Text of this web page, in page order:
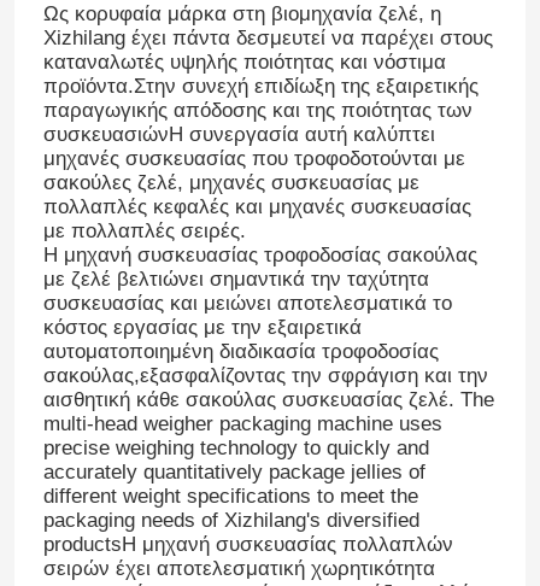
Ως κορυφαία μάρκα στη βιομηχανία ζελέ, η
Xizhilang έχει πάντα δεσμευτεί να παρέχει στους
καταναλωτές υψηλής ποιότητας και νόστιμα
προϊόντα.Στην συνεχή επιδίωξη της εξαιρετικής
παραγωγικής απόδοσης και της ποιότητας των
συσκευασιώνΗ συνεργασία αυτή καλύπτει
μηχανές συσκευασίας που τροφοδοτούνται με
σακούλες ζελέ, μηχανές συσκευασίας με
πολλαπλές κεφαλές και μηχανές συσκευασίας
με πολλαπλές σειρές.
Η μηχανή συσκευασίας τροφοδοσίας σακούλας
με ζελέ βελτιώνει σημαντικά την ταχύτητα
συσκευασίας και μειώνει αποτελεσματικά το
κόστος εργασίας με την εξαιρετικά
αυτοματοποιημένη διαδικασία τροφοδοσίας
σακούλας,εξασφαλίζοντας την σφράγιση και την
αισθητική κάθε σακούλας συσκευασίας ζελέ. The
multi-head weigher packaging machine uses
precise weighing technology to quickly and
accurately quantitatively package jellies of
different weight specifications to meet the
packaging needs of Xizhilang's diversified
productsΗ μηχανή συσκευασίας πολλαπλών
σειρών έχει αποτελεσματική χωρητικότητα